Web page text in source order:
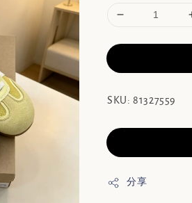
SKU: 81327559
分享